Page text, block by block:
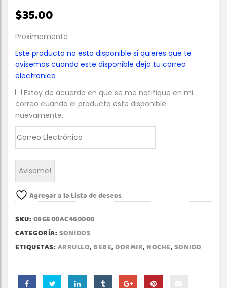
$35.00
Proximamente
Este producto no esta disponible si quieres que te
avisemos cuando este disponible deja tu correo
electronico
Estoy de acuerdo en que se me notifique en mi
correo cuando el producto este disponible
nuevamente.
Agregar a la Lista de deseos
SKU: 08GE00AC460000
CATEGORÍA: SONIDOS
ETIQUETAS: ARRULLO, BEBE, DORMIR, NOCHE,SONIDO